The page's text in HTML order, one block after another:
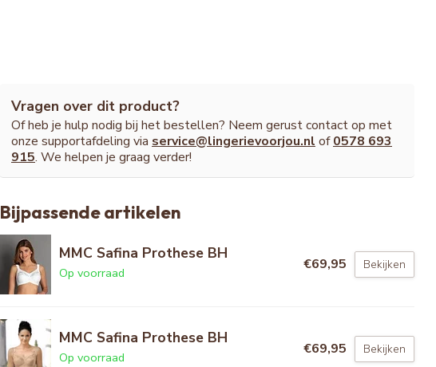
Vragen over dit product?
Of heb je hulp nodig bij het bestellen? Neem gerust contact op met
onze supportafdeling via service@lingerievoorjou.nl of0578 693
915. We helpen je graag verder!
Bijpassende artikelen
MMC Safina Prothese BH
Op voorraad
€69,95 Bekijken
MMC Safina Prothese BH
Op voorraad
€69,95 Bekijken